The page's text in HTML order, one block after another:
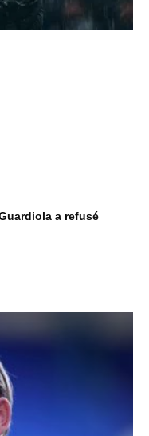
a refusé